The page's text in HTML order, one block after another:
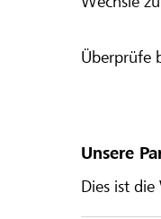
Überprüfe
Unsere
Dies ist